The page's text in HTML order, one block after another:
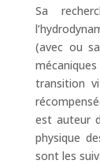
Sa
(avec ou
transition
est auteur
physique
sont les